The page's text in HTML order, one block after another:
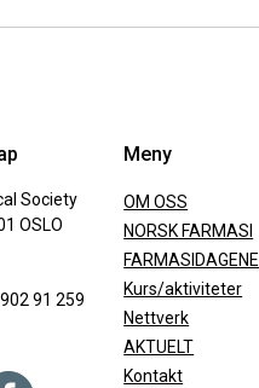
Society
OSLO
91 259
Meny
OM OSS
NORSK FARMASI
FARMASIDAGENE
Kurs/aktiviteter
Nettverk
AKTUELT
Kontakt